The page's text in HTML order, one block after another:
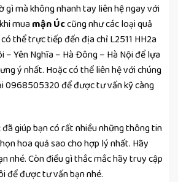
gì mà không nhanh tay liên hệ ngay với
mua mận Úccũng như các loại quả
thể trực tiếp đến địa chỉ L2511 HH2a
– Yên Nghĩa – Hà Đông – Hà Nội để lựa
ý nhất. Hoặc có thể liên hệ với chúng
0968505320 để được tư vấn kỹ càng
đã giúp bạn có rất nhiều những thông tin
hoa quả sao cho hợp lý nhất. Hãy
nhé. Còn điều gì thắc mắc hãy truy cập
để được tư vấn bạn nhé.